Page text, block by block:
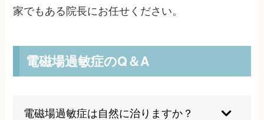
家でもある院長にお任せください。
電磁場過敏症のQ＆A
電磁場過敏症は自然に治りますか？